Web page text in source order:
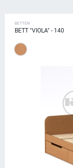
BETTEN
BETT "VIOLA" - 140